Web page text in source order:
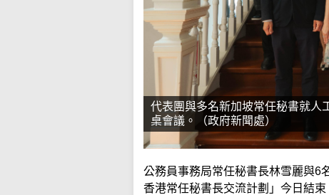
代表團與多名新加坡常任秘書就人
桌會議。（政府新聞處）
公務員事務局常任秘書長林雪麗與6
香港常任秘書長交流計劃」今日結